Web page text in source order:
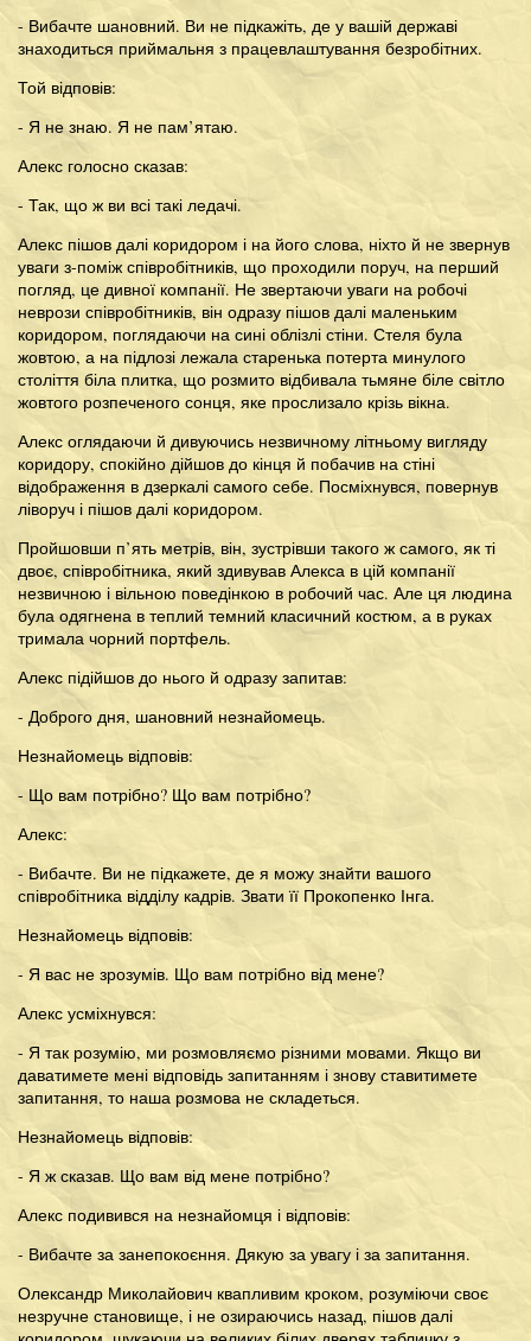
- Вибачте шановний. Ви не підкажіть, де у вашій державі
знаходиться приймальня з працевлаштування безробітних.
Той відповів:
- Я не знаю. Я не пам’ятаю.
Алекс голосно сказав:
- Так, що ж ви всі такі ледачі.
Алекс пішов далі коридором і на його слова, ніхто й не звернув
уваги з-поміж співробітників, що проходили поруч, на перший
погляд, це дивної компанії. Не звертаючи уваги на робочі
неврози співробітників, він одразу пішов далі маленьким
коридором, поглядаючи на сині облізлі стіни. Стеля була
жовтою, а на підлозі лежала старенька потерта минулого
століття біла плитка, що розмито відбивала тьмяне біле світло
жовтого розпеченого сонця, яке прослизало крізь вікна.
Алекс оглядаючи й дивуючись незвичному літньому вигляду
коридору, спокійно дійшов до кінця й побачив на стіні
відображення в дзеркалі самого себе. Посміхнувся, повернув
ліворуч і пішов далі коридором.
Пройшовши п’ять метрів, він, зустрівши такого ж самого, як ті
двоє, співробітника, який здивував Алекса в цій компанії
незвичною і вільною поведінкою в робочий час. Але ця людина
була одягнена в теплий темний класичний костюм, а в руках
тримала чорний портфель.
Алекс підійшов до нього й одразу запитав:
- Доброго дня, шановний незнайомець.
Незнайомець відповів:
- Що вам потрібно? Що вам потрібно?
Алекс:
- Вибачте. Ви не підкажете, де я можу знайти вашого
співробітника відділу кадрів. Звати її Прокопенко Інга.
Незнайомець відповів:
- Я вас не зрозумів. Що вам потрібно від мене?
Алекс усміхнувся:
- Я так розумію, ми розмовляємо різними мовами. Якщо ви
даватимете мені відповідь запитанням і знову ставитимете
запитання, то наша розмова не складеться.
Незнайомець відповів:
- Я ж сказав. Що вам від мене потрібно?
Алекс подивився на незнайомця і відповів:
- Вибачте за занепокоєння. Дякую за увагу і за запитання.
Олександр Миколайович квапливим кроком, розуміючи своє
незручне становище, і не озираючись назад, пішов далі